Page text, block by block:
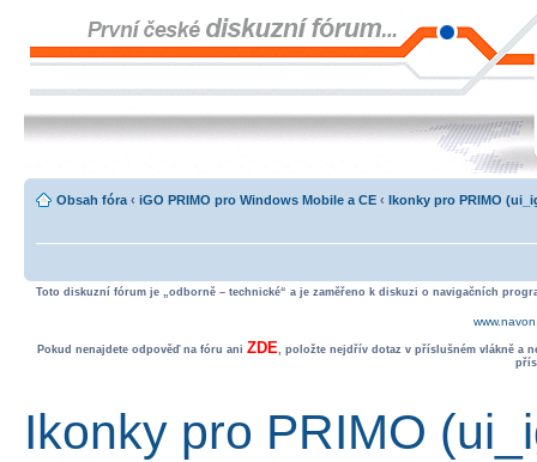
Obsah fóra ‹ iGO PRIMO pro Windows Mobile a CE ‹ Ikonky pro PRIMO
Toto diskuzní fórum je „odborně – technické“ a je zaměřeno k diskuzi o navigačních
Pokud nenajdete odpověď na fóru ani ZDE, položte nejdřív dotaz v příslušném vlákně a
Ikonky pro PRIMO